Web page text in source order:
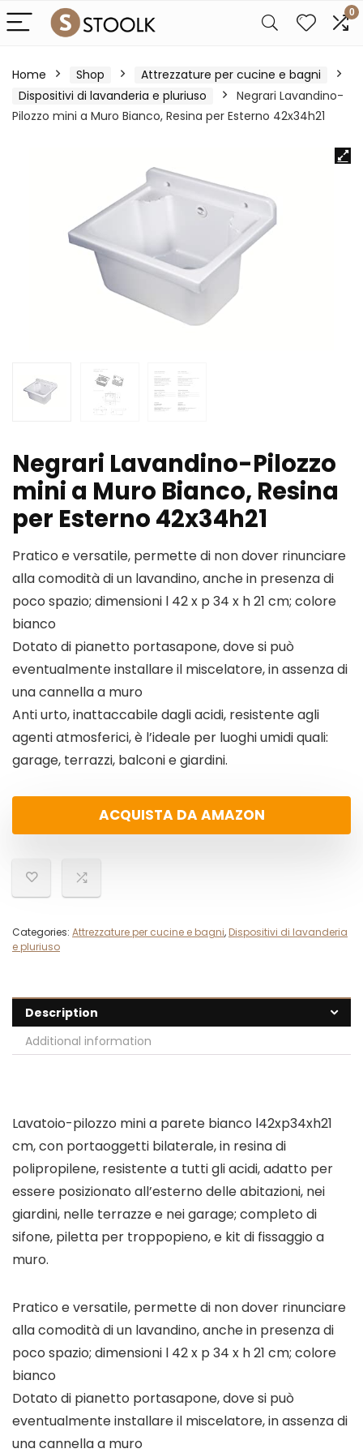
0
Home Shop
Attrezzature per cucine e bagni
Dispositivi di lavanderia e pluriuso
Negrari Lavandino-
Pilozzo mini a Muro Bianco, Resina per Esterno 42x34h21
Negrari Lavandino-Pilozzo
mini a Muro Bianco, Resina
per Esterno 42x34h21
Pratico e versatile, permette di non dover rinunciare
alla comodità di un lavandino, anche in presenza di
poco spazio; dimensioni l 42 x p 34 x h 21 cm; colore
bianco
Dotato di pianetto portasapone, dove si può
eventualmente installare il miscelatore, in assenza di
una cannella a muro
Anti urto, inattaccabile dagli acidi, resistente agli
agenti atmosferici, è l’ideale per luoghi umidi quali:
garage, terrazzi, balconi e giardini.
ACQUISTA DA AMAZON
Categories: Attrezzature per cucine e bagni, Dispositivi di lavanderia
e pluriuso
Description
Additional information
Lavatoio-pilozzo mini a parete bianco l42xp34xh21
cm, con portaoggetti bilaterale, in resina di
polipropilene, resistente a tutti gli acidi, adatto per
essere posizionato all’esterno delle abitazioni, nei
giardini, nelle terrazze e nei garage; completo di
sifone, piletta per troppopieno, e kit di fissaggio a
muro.
Pratico e versatile, permette di non dover rinunciare
alla comodità di un lavandino, anche in presenza di
poco spazio; dimensioni l 42 x p 34 x h 21 cm; colore
bianco
Dotato di pianetto portasapone, dove si può
eventualmente installare il miscelatore, in assenza di
una cannella a muro